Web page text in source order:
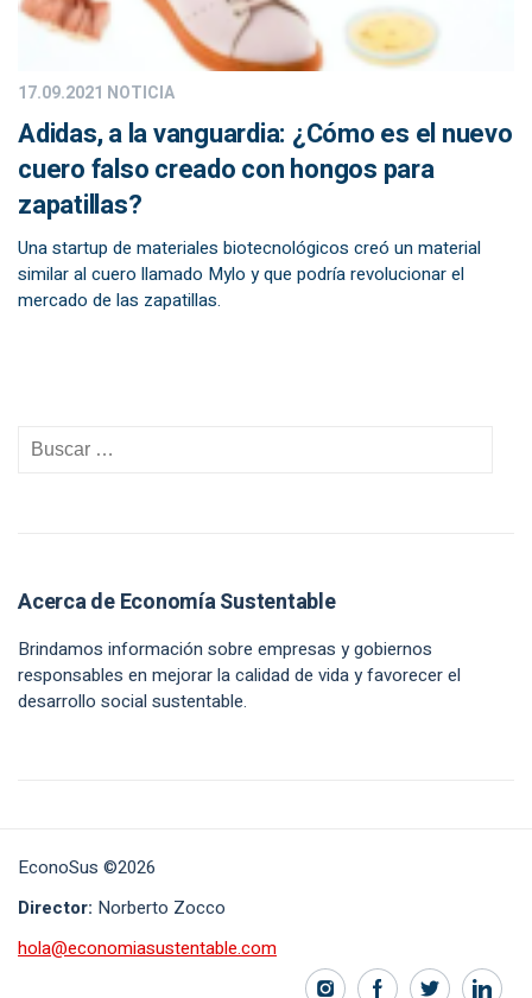
17.09.2021 NOTICIA
Adidas, a la vanguardia: ¿Cómo es el nuevo
cuero falso creado con hongos para
zapatillas?
Una startup de materiales biotecnológicos creó un material
similar al cuero llamado Mylo y que podría revolucionar el
mercado de las zapatillas.
Acerca de Economía Sustentable
Brindamos información sobre empresas y gobiernos
responsables en mejorar la calidad de vida y favorecer el
desarrollo social sustentable.
EconoSus ©2026
Director: Norberto Zocco
hola@economiasustentable.com